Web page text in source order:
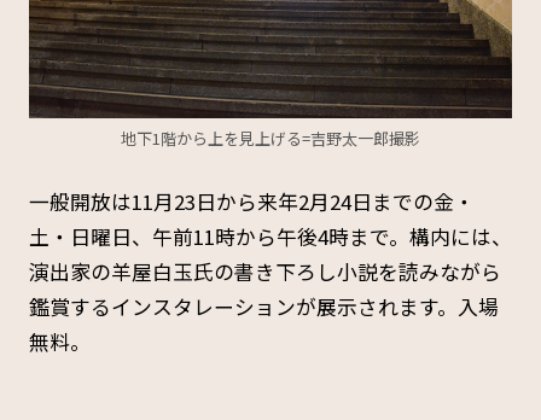
地下1階から上を見上げる=吉野太一郎撮影
一般開放は11月23日から来年2月24日までの金・
土・日曜日、午前11時から午後4時まで。構内には、
演出家の羊屋白玉氏の書き下ろし小説を読みながら
鑑賞するインスタレーションが展示されます。入場
無料。